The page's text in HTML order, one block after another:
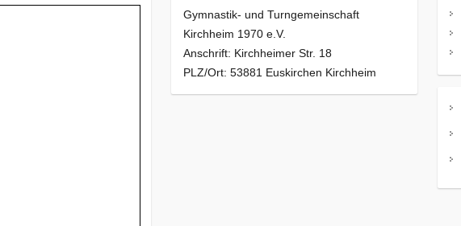
Gymnastik- und Turngemeinschaft
Kirchheim 1970 e.V.
Anschrift: Kirchheimer Str. 18
PLZ/Ort: 53881 Euskirchen Kirchheim